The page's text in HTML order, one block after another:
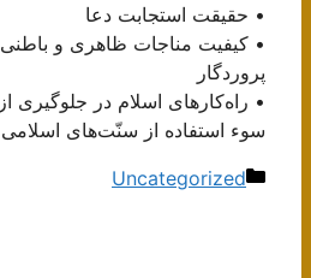
• حقیقت استجابت دعا
• کیفیت مناجات ظاهری و باطنی با
پروردگار
• راه‌کارهای اسلام در جلوگیری از
سوء استفاده از سنّت‌های اسلامی
دسته‌ها
Uncategorized